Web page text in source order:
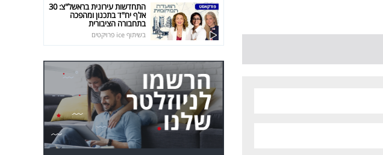
התחדשות עירונית בראשל"צ: 30
אלף יח"ד בתכנון ומהפכה
בתחבורה הציבורית
בשיתוף ice פרויקטים